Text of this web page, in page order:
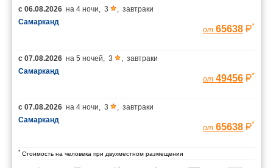
с 06.08.2026 на 4 ночи, 3 , завтраки
Самарканд
от 65638 *
с 07.08.2026 на 5 ночей, 3 , завтраки
Самарканд
от 49456 *
с 07.08.2026 на 4 ночи, 3 , завтраки
Самарканд
от 65638 *
* Стоимость на человека при двухместном размещении